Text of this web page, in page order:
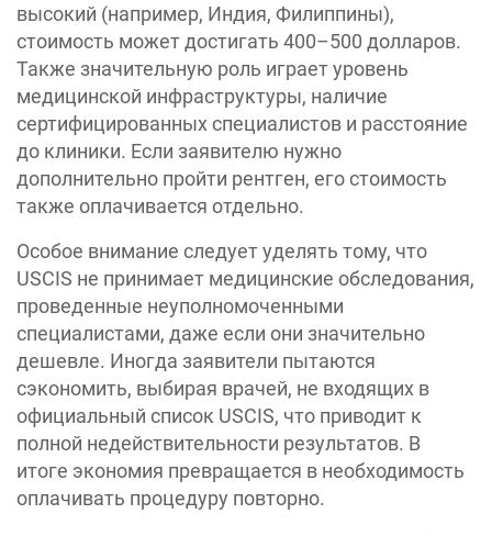
высокий (например, Индия, Филиппины),
стоимость может достигать 400–500 долларов.
Также значительную роль играет уровень
медицинской инфраструктуры, наличие
сертифицированных специалистов и расстояние
до клиники. Если заявителю нужно
дополнительно пройти рентген, его стоимость
также оплачивается отдельно.
Особое внимание следует уделять тому, что
USCIS не принимает медицинские обследования,
проведенные неуполномоченными
специалистами, даже если они значительно
дешевле. Иногда заявители пытаются
сэкономить, выбирая врачей, не входящих в
официальный список USCIS, что приводит к
полной недействительности результатов. В
итоге экономия превращается в необходимость
оплачивать процедуру повторно.